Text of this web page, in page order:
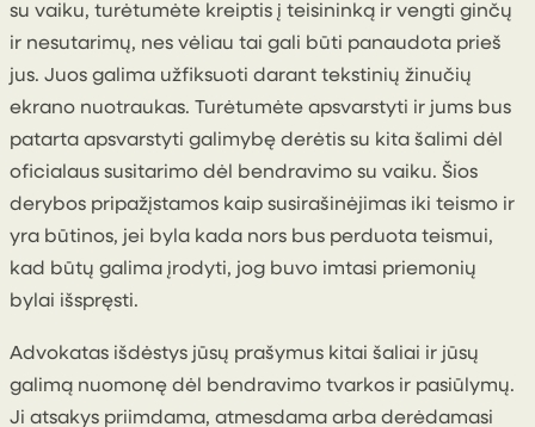
su vaiku, turėtumėte kreiptis į teisininką ir vengti ginčų
ir nesutarimų, nes vėliau tai gali būti panaudota prieš
jus. Juos galima užfiksuoti darant tekstinių žinučių
ekrano nuotraukas. Turėtumėte apsvarstyti ir jums bus
patarta apsvarstyti galimybę derėtis su kita šalimi dėl
oficialaus susitarimo dėl bendravimo su vaiku. Šios
derybos pripažįstamos kaip susirašinėjimas iki teismo ir
yra būtinos, jei byla kada nors bus perduota teismui,
kad būtų galima įrodyti, jog buvo imtasi priemonių
bylai išspręsti.
Advokatas išdėstys jūsų prašymus kitai šaliai ir jūsų
galimą nuomonę dėl bendravimo tvarkos ir pasiūlymų.
Ji atsakys priimdama, atmesdama arba derėdamasi